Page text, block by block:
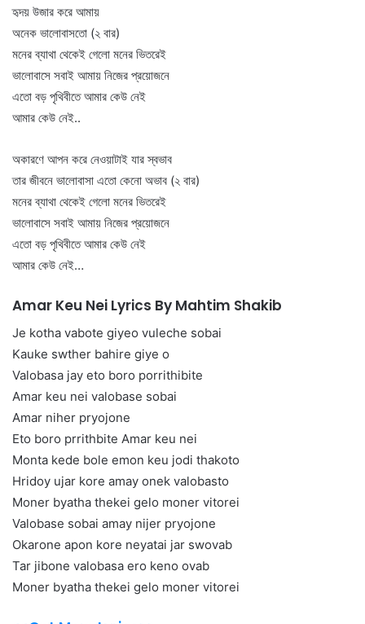
হৃদয় উজার করে আমায়
অনেক ভালোবাসতো (২ বার)
মনের ব্যাথা থেকেই গেলো মনের ভিতরেই
ভালোবাসে সবাই আমায় নিজের প্রয়োজনে
এতো বড় পৃথিবীতে আমার কেউ নেই
আমার কেউ নেই..
অকারণে আপন করে নেওয়াটাই যার স্বভাব
তার জীবনে ভালোবাসা এতো কেনো অভাব (২ বার)
মনের ব্যাথা থেকেই গেলো মনের ভিতরেই
ভালোবাসে সবাই আমায় নিজের প্রয়োজনে
এতো বড় পৃথিবীতে আমার কেউ নেই
আমার কেউ নেই…
Amar Keu Nei Lyrics By Mahtim Shakib
Je kotha vabote giyeo vuleche sobai
Kauke swther bahire giye o
Valobasa jay eto boro porrithibite
Amar keu nei valobase sobai
Amar niher pryojone
Eto boro prrithbite Amar keu nei
Monta kede bole emon keu jodi thakoto
Hridoy ujar kore amay onek valobasto
Moner byatha thekei gelo moner vitorei
Valobase sobai amay nijer pryojone
Okarone apon kore neyatai jar swovab
Tar jibone valobasa ero keno ovab
Moner byatha thekei gelo moner vitorei